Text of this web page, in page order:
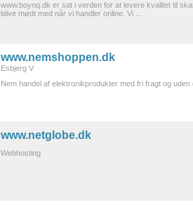
www.boynq.dk er sat i verden for at levere kvalitet til
blive mødt med når vi handler online. Vi ...
www.nemshoppen.dk
Esbjerg V
Nem handel af elektronikprodukter med fri fragt og uden
www.netglobe.dk
Webhosting